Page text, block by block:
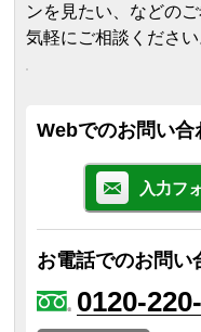
ンを見たい、などの
気軽にご相談ください
Webでのお問い合
入力フ
お電話でのお問い
0120-